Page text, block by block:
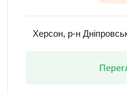
Херсон, р-н